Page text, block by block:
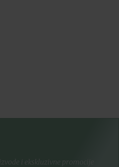
i ekskluzivne promocije